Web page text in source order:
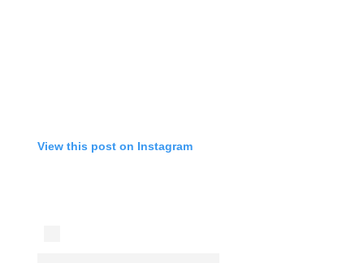
View this post on Instagram